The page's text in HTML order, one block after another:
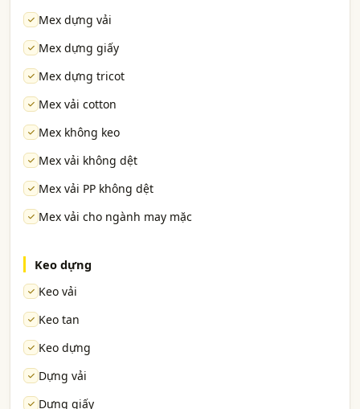
Mex dựng vải
Mex dựng giấy
Mex dựng tricot
Mex vải cotton
Mex không keo
Mex vải không dệt
Mex vải PP không dệt
Mex vải cho ngành may mặc
Keo dựng
Keo vải
Keo tan
Keo dựng
Dựng vải
Dựng giấy